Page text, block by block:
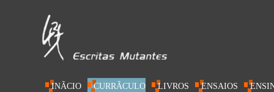
INÃ­CIO CURRÃ­CULO LIVROS ENSAIOS